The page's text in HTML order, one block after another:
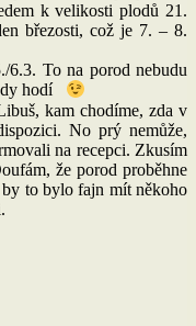
k velikosti plodů 21.
březosti, což je 7. – 8.
6.3. To na porod nebudu
hodí
kam chodíme, zda v
No prý nemůže,
na recepci. Zkusím
že porod proběhne
to bylo fajn mít někoho